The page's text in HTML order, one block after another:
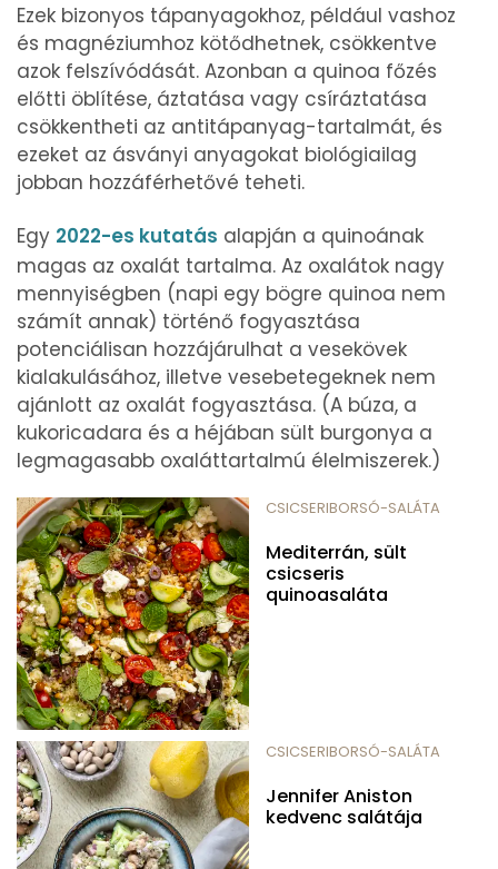
Ezek bizonyos tápanyagokhoz, például vashoz
és magnéziumhoz kötődhetnek, csökkentve
azok felszívódását. Azonban a quinoa főzés
előtti öblítése, áztatása vagy csíráztatása
csökkentheti az antitápanyag-tartalmát, és
ezeket az ásványi anyagokat biológiailag
jobban hozzáférhetővé teheti.
Egy 2022-es kutatás alapján a quinoának
magas az oxalát tartalma. Az oxalátok nagy
mennyiségben (napi egy bögre quinoa nem
számít annak) történő fogyasztása
potenciálisan hozzájárulhat a vesekövek
kialakulásához, illetve vesebetegeknek nem
ajánlott az oxalát fogyasztása. (A búza, a
kukoricadara és a héjában sült burgonya a
legmagasabb oxaláttartalmú élelmiszerek.)
CSICSERIBORSÓ-SALÁTA
Mediterrán, sült
csicseris
quinoasaláta
CSICSERIBORSÓ-SALÁTA
Jennifer Aniston
kedvenc salátája